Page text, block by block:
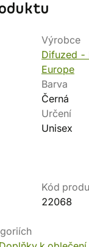
Výrobce
Difuzed -
Europe
Barva
Černá
Určení
Unisex
Kód
22068